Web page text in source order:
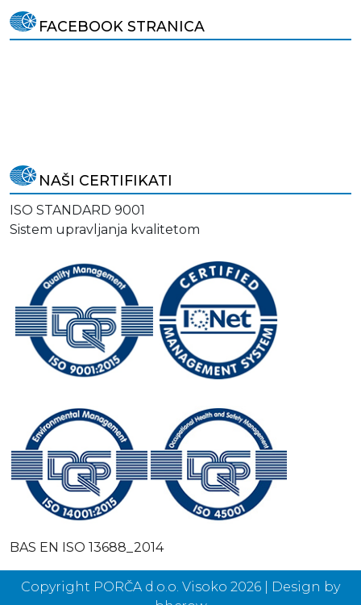
FACEBOOK STRANICA
NAŠI CERTIFIKATI
ISO STANDARD 9001
Sistem upravljanja kvalitetom
BAS EN ISO 13688_2014
Copyright PORČA d.o.o. Visoko 2026 | Design by